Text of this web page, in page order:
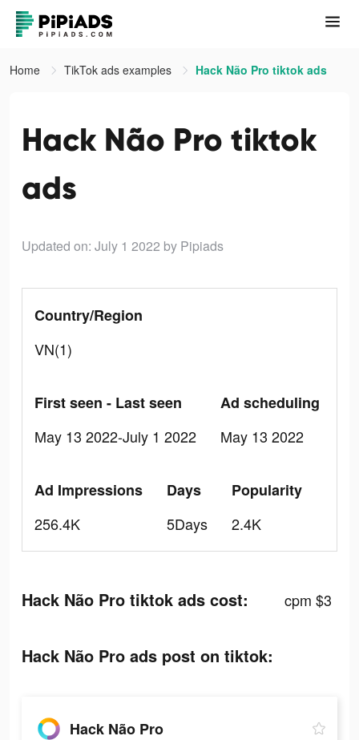
Home TikTok ads examples Hack Não Pro tiktok ads
Hack Não Pro tiktok
ads
Updated on: July 1 2022 by Pipiads
Country/Region
VN(1)
First seen - Last seen
May 13 2022-July 1 2022
Ad scheduling
May 13 2022
Ad Impressions
256.4K
Days
5Days
Popularity
2.4K
Hack Não Pro tiktok ads cost: cpm $3
Hack Não Pro ads post on tiktok:
Hack Não Pro